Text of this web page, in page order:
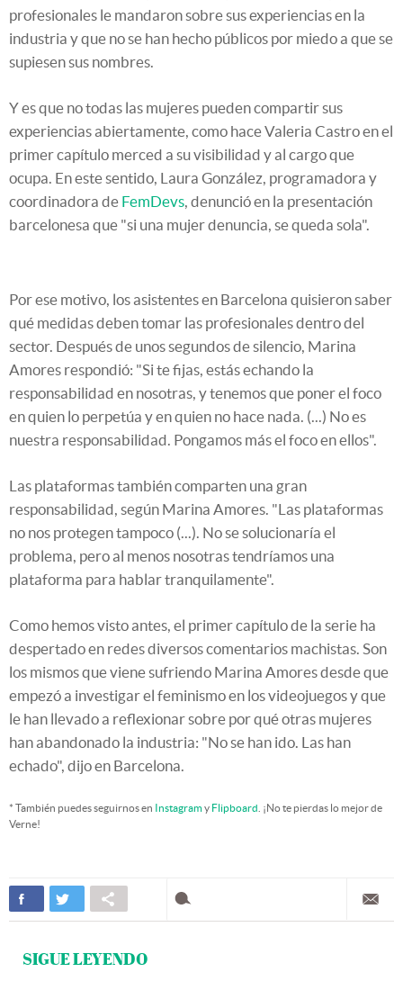
profesionales le mandaron sobre sus experiencias en la
industria y que no se han hecho públicos por miedo a que se
supiesen sus nombres.
Y es que no todas las mujeres pueden compartir sus
experiencias abiertamente, como hace Valeria Castro en el
primer capítulo merced a su visibilidad y al cargo que
ocupa. En este sentido, Laura González, programadora y
coordinadora de FemDevs, denunció en la presentación
barcelonesa que "si una mujer denuncia, se queda sola".
Por ese motivo, los asistentes en Barcelona quisieron saber
qué medidas deben tomar las profesionales dentro del
sector. Después de unos segundos de silencio, Marina
Amores respondió: "Si te fijas, estás echando la
responsabilidad en nosotras, y tenemos que poner el foco
en quien lo perpetúa y en quien no hace nada. (...) No es
nuestra responsabilidad. Pongamos más el foco en ellos".
Las plataformas también comparten una gran
responsabilidad, según Marina Amores. "Las plataformas
no nos protegen tampoco (...). No se solucionaría el
problema, pero al menos nosotras tendríamos una
plataforma para hablar tranquilamente".
Como hemos visto antes, el primer capítulo de la serie ha
despertado en redes diversos comentarios machistas. Son
los mismos que viene sufriendo Marina Amores desde que
empezó a investigar el feminismo en los videojuegos y que
le han llevado a reflexionar sobre por qué otras mujeres
han abandonado la industria: "No se han ido. Las han
echado", dijo en Barcelona.
* También puedes seguirnos en Instagramy Flipboard . ¡No te pierdas lo mejor de
Verne!
SIGUE LEYENDO